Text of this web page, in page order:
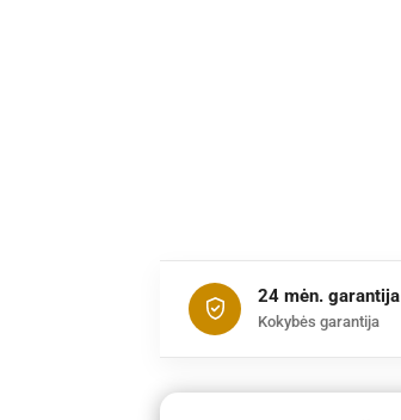
24 mėn. garantija
Kokybės garantija